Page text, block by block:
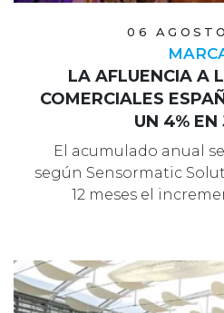
06
LA AFLUENCIA A
COMERCIALES
UN 4% EN
El acumulado anual
según Sensormatic
12 meses el